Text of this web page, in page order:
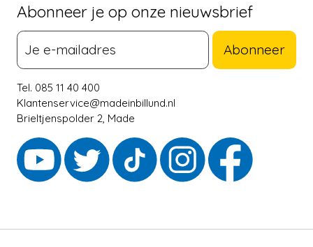
Abonneer je op onze nieuwsbrief
Abonneer
Tel. 085 11 40 400
Klantenservice@madeinbillund.nl
Brieltjenspolder 2, Made